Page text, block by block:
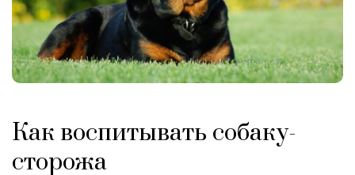
Как воспитывать собаку-
сторожа